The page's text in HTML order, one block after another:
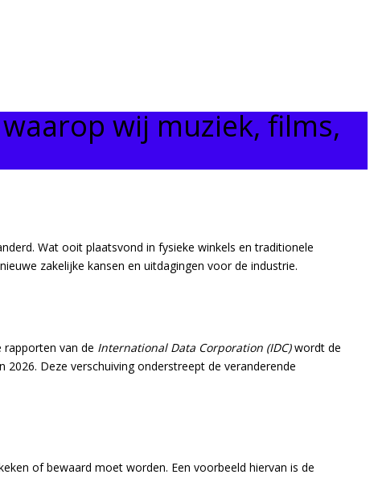
wij muziek, films,
Wat ooit plaatsvond in fysieke winkels en traditionele
zakelijke kansen en uitdagingen voor de industrie.
rapporten van de International Data Corporation (IDC)wordt de
Deze verschuiving onderstreept de veranderende
of bewaard moet worden. Een voorbeeld hiervan is de